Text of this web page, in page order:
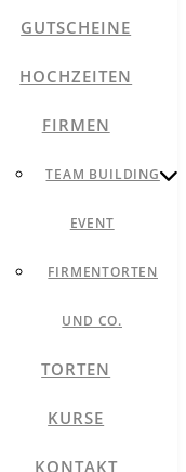
GUTSCHEINE
HOCHZEITEN
FIRMEN
TEAM BUILDING
EVENT
FIRMENTORTEN
UND CO.
TORTEN
KURSE
KONTAKT